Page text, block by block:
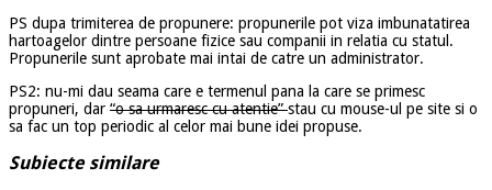
PS dupa trimiterea de propunere: propunerile pot viza imbunatatirea
hartoagelor dintre persoane fizice sau companii in relatia cu statul.
Propunerile sunt aprobate mai intai de catre un administrator.
PS2: nu-mi dau seama care e termenul pana la care se primesc
propuneri, dar “o sa urmaresc cu atentie”stau cu mouse-ul pe site si o
sa fac un top periodic al celor mai bune idei propuse.
Subiecte similare